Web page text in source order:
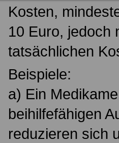
Kosten,
10 Euro, jedoch
tatsächlichen
Beispiele:
a) Ein
beihilfefähigen
reduzieren sich